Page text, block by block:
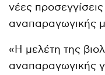
νέες
αναπαραγωγικής
«Η μελέτη της
αναπαραγωγικής